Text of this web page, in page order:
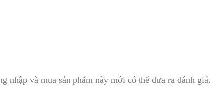
nhập và mua sản phẩm này mới có thể đưa ra đánh giá.